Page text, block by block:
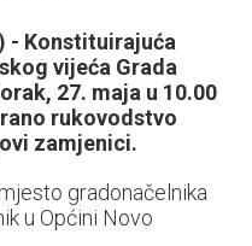
- Konstituirajuća
vijeća Grada
27. maja u 10.00
rukovodstvo
zamjenici.
gradonačelnika
u Općini Novo